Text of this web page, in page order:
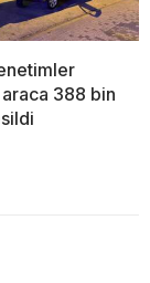
araca 388 bin